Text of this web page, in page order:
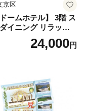
京区
ドームホテル】 3階 ス
イニング リラッサ
ブッフェ お食事券 大
分 関東 東京 ご利用
24,000円